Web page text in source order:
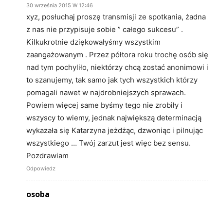
30 września 2015 W 12:46
xyz, posłuchaj proszę transmisji ze spotkania, żadna
z nas nie przypisuje sobie ” całego sukcesu” .
Kilkukrotnie dziękowałyśmy wszystkim
zaangażowanym . Przez półtora roku trochę osób się
nad tym pochyliło, niektórzy chcą zostać anonimowi i
to szanujemy, tak samo jak tych wszystkich którzy
pomagali nawet w najdrobniejszych sprawach.
Powiem więcej same byśmy tego nie zrobiły i
wszyscy to wiemy, jednak największą determinacją
wykazała się Katarzyna jeżdżąc, dzwoniąc i pilnując
wszystkiego … Twój zarzut jest więc bez sensu.
Pozdrawiam
Odpowiedz
osoba